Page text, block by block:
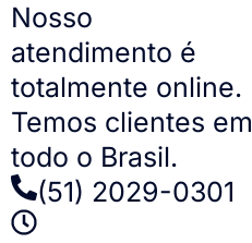
Nosso
atendimento é
totalmente online.
Temos clientes em
todo o Brasil.​
(51) 2029-0301